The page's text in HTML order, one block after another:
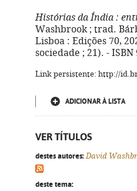
Histórias da Índia :
Washbrook ; trad.
Lisboa : Edições 70,
sociedade ; 21). - ISBN
Link persistente: http://
ADICIONAR À LISTA
VER TÍTULOS
destes autores: David
deste tema: